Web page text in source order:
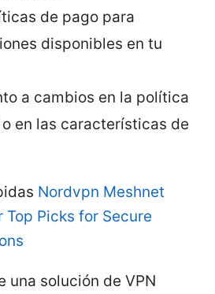
de pago para
disponibles en tu
a cambios en la política
en las características de
Nordvpn Meshnet
Picks for Secure
una solución de VPN